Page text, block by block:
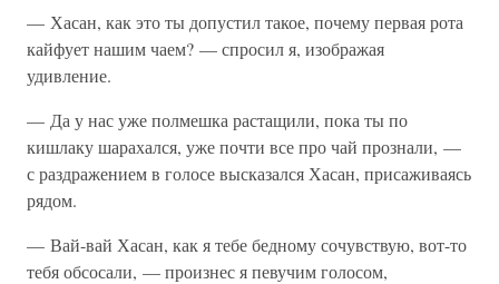
— Хасан, как это ты допустил такое, почему первая рота
кайфует нашим чаем? — спросил я, изображая
удивление.
— Да у нас уже полмешка растащили, пока ты по
кишлаку шарахался, уже почти все про чай прознали, —
с раздражением в голосе высказался Хасан, присаживаясь
рядом.
— Вай-вай Хасан, как я тебе бедному сочувствую, вот-то
тебя обсосали, — произнес я певучим голосом,